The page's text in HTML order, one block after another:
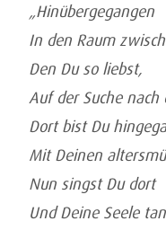
„Hinübergegangen
In den Raum
Den Du so liebst,
Auf der Suche
Dort bist Du
Mit Deinen
Nun singst Du dort
Und Deine Seele